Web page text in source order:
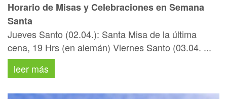
Horario de Misas y Celebraciones en Semana
Santa
Jueves Santo (02.04.): Santa Misa de la última
cena, 19 Hrs (en alemán) Viernes Santo (03.04. ...
leer más